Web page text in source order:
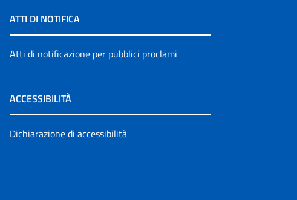
ATTI DI NOTIFICA
Atti di notificazione per pubblici proclami
ACCESSIBILITÀ
Dichiarazione di accessibilità